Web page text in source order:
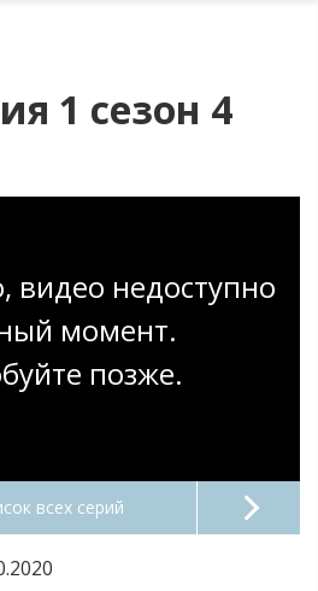
1 сезон 4
видео недоступно
момент.
позже.
всех серий